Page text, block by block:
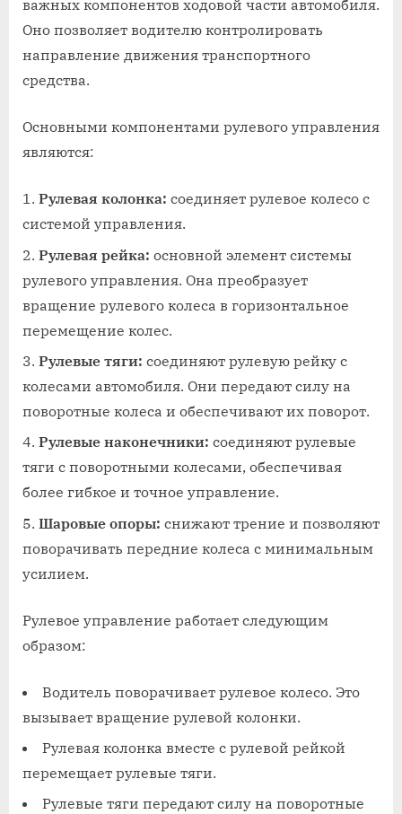
важных компонентов ходовой части автомобиля.
Оно позволяет водителю контролировать
направление движения транспортного
средства.
Основными компонентами рулевого управления
являются:
Рулевая колонка: соединяет рулевое колесо с
системой управления.
Рулевая рейка: основной элемент системы
рулевого управления. Она преобразует
вращение рулевого колеса в горизонтальное
перемещение колес.
Рулевые тяги: соединяют рулевую рейку с
колесами автомобиля. Они передают силу на
поворотные колеса и обеспечивают их поворот.
Рулевые наконечники: соединяют рулевые
тяги с поворотными колесами, обеспечивая
более гибкое и точное управление.
Шаровые опоры: снижают трение и позволяют
поворачивать передние колеса с минимальным
усилием.
Рулевое управление работает следующим
образом:
Водитель поворачивает рулевое колесо. Это
вызывает вращение рулевой колонки.
Рулевая колонка вместе с рулевой рейкой
перемещает рулевые тяги.
Рулевые тяги передают силу на поворотные